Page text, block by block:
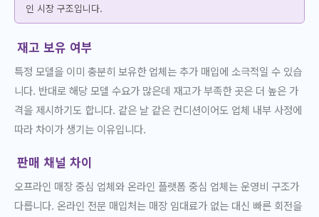
인 시장 구조입니다.
재고 보유 여부
특정 모델을 이미 충분히 보유한 업체는 추가 매입에 소극적일 수 있습
니다. 반대로 해당 모델 수요가 많은데 재고가 부족한 곳은 더 높은 가
격을 제시하기도 합니다. 같은 날 같은 컨디션이어도 업체 내부 사정에
따라 차이가 생기는 이유입니다.
판매 채널 차이
오프라인 매장 중심 업체와 온라인 플랫폼 중심 업체는 운영비 구조가
다릅니다. 온라인 전문 매입처는 매장 임대료가 없는 대신 빠른 회전을